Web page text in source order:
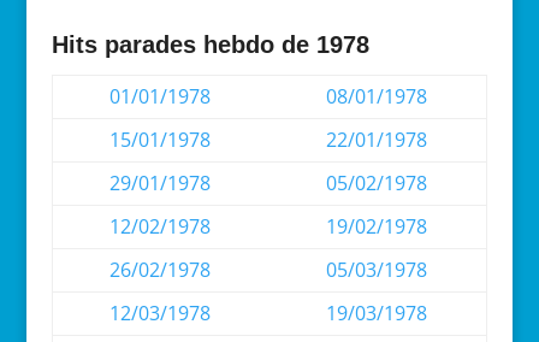
Hits parades hebdo de 1978
01/01/1978
08/01/1978
15/01/1978
22/01/1978
29/01/1978
05/02/1978
12/02/1978
19/02/1978
26/02/1978
05/03/1978
12/03/1978
19/03/1978